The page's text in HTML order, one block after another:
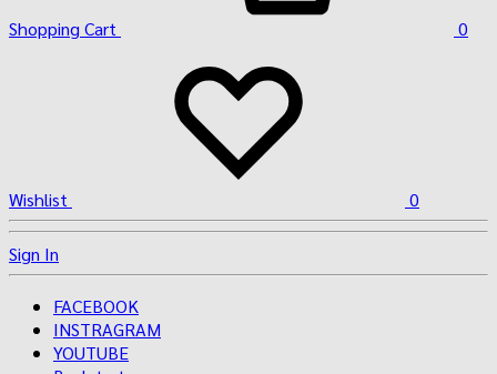
Shopping Cart 0
Wishlist 0
Sign In
FACEBOOK
INSTRAGRAM
YOUTUBE